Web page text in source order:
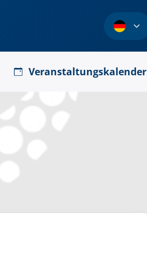
Veranstaltungskalender